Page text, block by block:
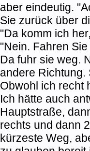
aber eindeutig.
Sie zurück über
"Da komm ich
"Nein. Fahren
Da fuhr sie weg.
andere Richtung.
Obwohl ich recht
Ich hätte auch
Hauptstraße,
rechts und dann
kürzeste Weg,